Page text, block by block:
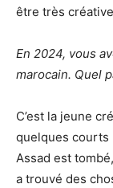
être très
En 2024, vous
marocain. Quel
C’est la jeune
quelques courts
Assad est
a trouvé des